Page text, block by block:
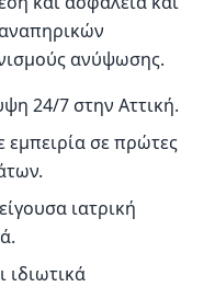
ανύψωσης.
24/7 στην Αττική.
εμπειρία σε πρώτες
ιατρική
ιδιωτικά